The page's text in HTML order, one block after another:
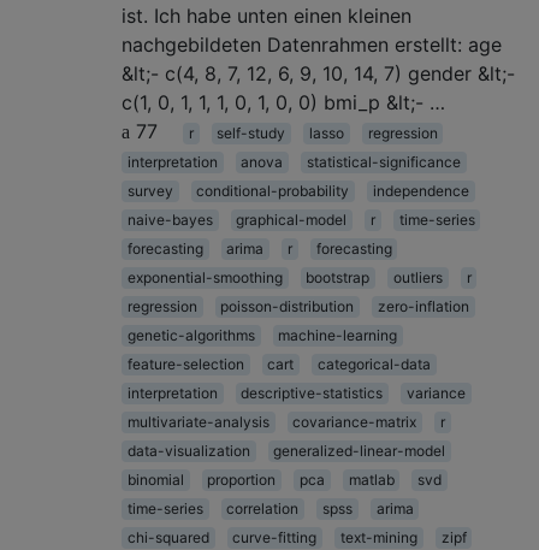
ist. Ich habe unten einen kleinen
nachgebildeten Datenrahmen erstellt: age
&lt;- c(4, 8, 7, 12, 6, 9, 10, 14, 7) gender &lt;-
c(1, 0, 1, 1, 1, 0, 1, 0, 0) bmi_p &lt;- …
77
r self-study lasso
regression
interpretation
anova
statistical-significance
survey
conditional-probability
independence
naive-bayes
graphical-model r
time-series
forecasting
arima r
forecasting
exponential-smoothing
bootstrap outliers
r
regression
poisson-distribution
zero-inflation
genetic-algorithms
machine-learning
feature-selection
cart
categorical-data
interpretation
descriptive-statistics
variance
multivariate-analysis
covariance-matrix
r
data-visualization
generalized-linear-model
binomial
proportion pca matlab
svd
time-series
correlation spss
arima
chi-squared
curve-fitting text-mining
zipf